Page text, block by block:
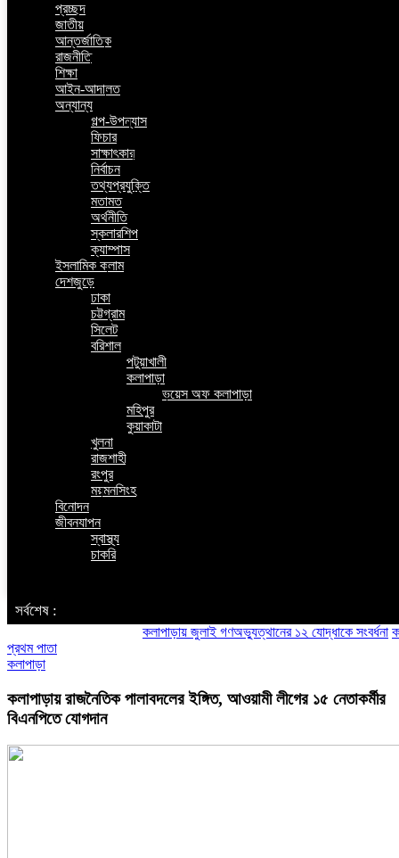
প্রচ্ছদ
জাতীয়
আন্তর্জাতিক
রাজনীতি
শিক্ষা
আইন-আদালত
অন্যান্য
গল্প-উপন্যাস
ফিচার
সাক্ষাৎকার
নির্বাচন
তথ্যপ্রযুক্তি
মতামত
অর্থনীতি
স্কলারশিপ
ক্যাম্পাস
ইসলামিক কলাম
দেশজুড়ে
ঢাকা
চট্টগ্রাম
সিলেট
বরিশাল
পটুয়াখালী
কলাপাড়া
ভয়েস অফ কলাপাড়া
মহিপুর
কুয়াকাটা
খুলনা
রাজশাহী
রংপুর
ময়মনসিংহ
বিনোদন
জীবনযাপন
স্বাস্থ্য
চাকরি
‌ সর্বশেষ :
কলাপাড়ায় জুলাই গণঅভ্যুত্থানের ১২ যোদ্ধাকে সংবর্ধনা
প্রথম পাতা
কলাপাড়া
কলাপাড়ায় রাজনৈতিক পালাবদলের ইঙ্গিত, আওয়ামী লীগের ১৫ নেতাকর্মীর
বিএনপিতে যোগদান